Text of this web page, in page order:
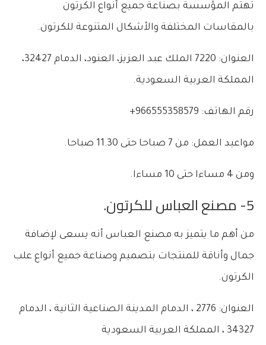
تهتم المؤسسة بصناعة جميع أنواع الكرتون
بالمقاسات المختلفة والأشكال المتنوعة للكرتون.
العنوان: 7220 الملك عبد العزيز، العنود، الدمام 32427،
المملكة العربية السعودية.
رقم الهاتف: 966555358579+
مواعيد العمل: من 7 صباحا حتى 11.30 صباحا.
ومن 4 مساءا حتى 10 مساءا.
5- مصنع العباس للكرتون.
من أهم ما يتميز به مصنع العباس أنه يسعى لإضافة
جمال وأناقة للمنتجات بتصميم وصناعة جميع أنواع علب
الكرتون.
العنوان: 2776 ، الدمام المدينة الصناعية الثانية ، الدمام
34327 ، المملكة العربية السعودية